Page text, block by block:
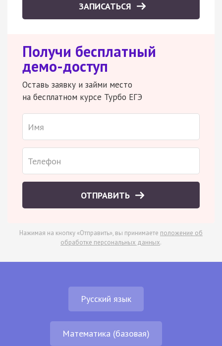
ЗАПИСАТЬСЯ
Получи бесплатный
демо-доступ
Оставь заявку и займи место
на бесплатном курсе Турбо ЕГЭ
ОТПРАВИТЬ
Нажимая на кнопку «Отправить», вы принимаете положение об
обработке персональных данных.
Русский язык
Математика (базовая)